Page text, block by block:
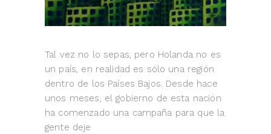
Tal vez no lo sepas, pero Holanda no es
un país, en realidad es sólo una región
dentro de los Países Bajos. Desde hace
unos meses, el gobierno de esta nación
ha comenzado una campaña para que la
gente deje